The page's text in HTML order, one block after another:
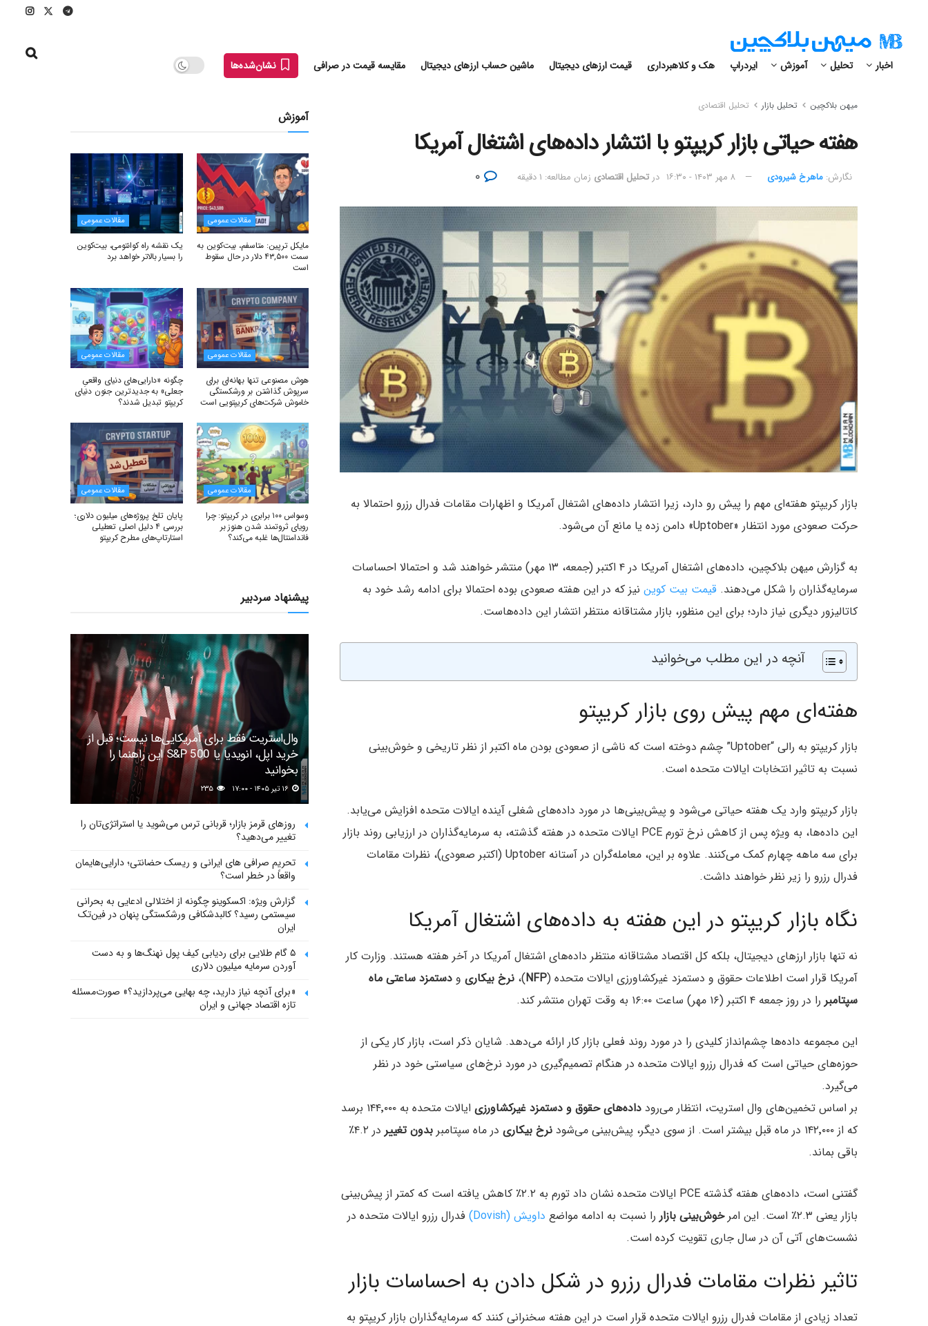
اخبار تحلیل آموزش ایردراپ هک و کلاهبرداری قیمت ارزهای دیجیتال ماشین حساب ارزهای دیجیتال مقایسه قیمت در صرافی نشان‌شده‌ها
میهن بلاکچین تحلیل بازار تحلیل اقتصادی
هفته حیاتی بازار کریپتو با انتشار داده‌های اشتغال آمریکا
نگارش:‌ ماهرخ شیرودی ۸ مهر ۱۴۰۳ - ۱۶:۳۰ در تحلیل اقتصادی زمان مطالعه: ۱ دقیقه
بازار کریپتو هفته‌ای مهم را پیش‌ رو دارد، زیرا انتشار داده‌های اشتغال آمریکا و اظهارات مقامات فدرال رزرو احتمالا به
حرکت صعودی مورد انتظار «Uptober» دامن زده یا مانع آن می‌شود.
به گزارش میهن بلاکچین، داده‌های اشتغال آمریکا در ۴ اکتبر (جمعه، ۱۳ مهر) منتشر خواهند شد و احتمالا احساسات
سرمایه‌گذاران را شکل می‌دهند. قیمت بیت کوین نیز که در این هفته صعودی بوده احتمالا برای ادامه رشد خود به
کاتالیزور دیگری نیاز دارد؛ برای این منظور، بازار مشتاقانه منتظر انتشار این داده‌هاست.
آنچه در این مطلب می‌خوانید
هفته‌ای مهم پیش روی بازار کریپتو
بازار کریپتو به رالی “Uptober” چشم دوخته است که ناشی از صعودی بودن ماه اکتبر از نظر تاریخی و خوش‌بینی
نسبت به تاثیر انتخابات ایالات متحده است.
بازار کریپتو وارد یک هفته حیاتی می‌شود و پیش‌بینی‌ها در مورد داده‌های شغلی آینده ایالات متحده افزایش می‌یابد.
این داده‌ها، به ویژه پس از کاهش نرخ تورم PCE ایالات متحده در هفته گذشته، به سرمایه‌گذاران در ارزیابی روند بازار
برای سه ماهه چهارم کمک می‌کنند. علاوه بر این، معامله‌گران در آستانه Uptober (اکتبر صعودی)، نظرات مقامات
فدرال رزرو را زیر نظر خواهند داشت.
نگاه بازار کریپتو در این هفته به داده‌های اشتغال آمریکا
نه تنها بازار ارزهای دیجیتال، بلکه کل اقتصاد مشتاقانه منتظر داده‌های اشتغال آمریکا در آخر هفته هستند. وزارت کار
آمریکا قرار است اطلاعات حقوق و دستمزد غیرکشاورزی ایالات متحده (NFP)، نرخ بیکاری و دستمزد ساعتی ماه
سپتامبر را در روز جمعه ۴ اکتبر (۱۶ مهر) ساعت ۱۶:۰۰ به وقت تهران منتشر کند.
این مجموعه داده‌ها چشم‌انداز کلیدی را در مورد روند فعلی بازار کار ارائه می‌دهد. شایان ذکر است، بازار کار یکی از
حوزه‌های حیاتی است که فدرال رزرو ایالات متحده در هنگام تصمیم‌گیری در مورد نرخ‌های سیاستی خود در نظر
می‌گیرد.
بر اساس تخمین‌های وال استریت، انتظار می‌رود داده‌های حقوق و دستمزد غیرکشاورزی
ایالات متحده به ۱۴۴٬۰۰۰ برسد
که از ۱۴۲٬۰۰۰ در ماه قبل بیشتر است. از سوی دیگر، پیش‌بینی می‌شود
نرخ بیکاری در ماه سپتامبر بدون تغییر
در ۴.۲٪
باقی بماند.
گفتنی است، داده‌های هفته گذشته PCE ایالات متحده نشان داد تورم به ۲.۲٪ کاهش یافته است که کمتر از پیش‌بینی
بازار یعنی ۲.۳٪ است. این امر
خوش‌بینی بازار را نسبت به ادامه مواضع داویش (Dovish)
فدرال رزرو ایالات متحده در
نشست‌های آتی آن در سال جاری تقویت کرده است.
تاثیر نظرات مقامات فدرال رزرو در شکل دادن به احساسات بازار
تعداد زیادی از مقامات فدرال رزرو ایالات متحده قرار است در این هفته سخنرانی کنند که سرمایه‌گذاران بازار کریپتو به
آموزش
مقالات عمومی
مایکل ترپین: متاسفم، بیت‌کوین به
سمت ۴۳,۵۰۰ دلار در حال سقوط
است
مقالات عمومی
یک نقشه راه کوانتومی، بیت‌کوین
را بسیار بالاتر خواهد برد
مقالات عمومی
هوش مصنوعی تنها بهانه‌ای برای
سرپوش گذاشتن بر ورشکستگی
خاموش شرکت‌های کریپتویی است
مقالات عمومی
چگونه «دارایی‌های دنیای واقعیِ
جعلی» به جدیدترین جنون دنیای
کریپتو تبدیل شدند؟
مقالات عمومی
وسواس ۱۰۰ برابری در کریپتو: چرا
رویای ثروتمند شدن هنوز بر
فاندامنتال‌ها غلبه می‌کند؟
مقالات عمومی
پایان تلخ پروژه‌های میلیون دلاری؛
بررسی ۴ دلیل اصلی تعطیلی
استارتاپ‌های مطرح کریپتو
پیشنهاد سردبیر
وال‌استریت فقط برای آمریکایی‌ها نیست؛ قبل از
خرید اپل، انویدیا یا S&P 500 این راهنما را
بخوانید
روزهای قرمز بازار؛ قربانی ترس می‌شوید یا استراتژی‌تان را
تغییر می‌دهید؟
تحریم صرافی های ایرانی و ریسک حضانتی؛ دارایی‌هایمان
واقعاً در خطر است؟
گزارش ویژه: اکسکوینو چگونه از اختلالی ادعایی به بحرانی
سیستمی رسید؟ کالبدشکافی ورشکستگی پنهان در فین‌تک
ایران
۵ گام طلایی برای ردیابی کیف پول‌ نهنگ‌ها و به دست
آوردن سرمایه میلیون دلاری
«برای آنچه نیاز دارید، چه بهایی می‌پردازید؟» صورت‌مسئله
تازه اقتصاد جهانی و ایران